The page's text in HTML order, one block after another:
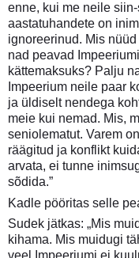
enne, kui me neile
aastatuhandete on
ignoreerinud. Mis
nad peavad
kättemaksuks? Palju
Impeerium neile paar
ja üldiselt nendega
meie kui nemad. Mis,
seniolematut. Varem
räägitud ja konflikt
arvata, ei tunne
sõdida.”
Kadle pööritas selle
Sudek jätkas: „Mis
kihama. Mis muidugi
veel Impeeriumi ei